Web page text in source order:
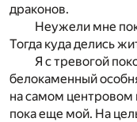
драконов.
Неужели мне
Тогда куда делись
Я с тревогой
белокаменный
на самом центровом
пока еще мой. На